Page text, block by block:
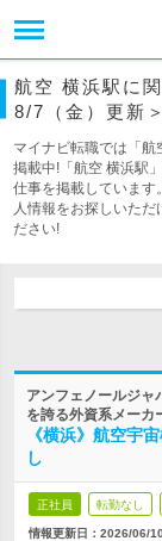
航空 横浜駅に
8/7（金）更新＞
マイナビ転職では「
掲載中!「航空 横浜駅
仕事を掲載しています
人情報をお探しいた
ださい!
アンフェノールジャ
を誇る外資系メーカ
《横浜》航空宇
し
正社員 転勤なし
情報更新日：2026/06/10